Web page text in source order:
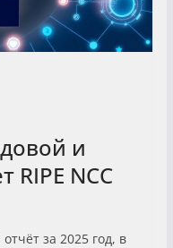
и
NCC
за 2025 год, в